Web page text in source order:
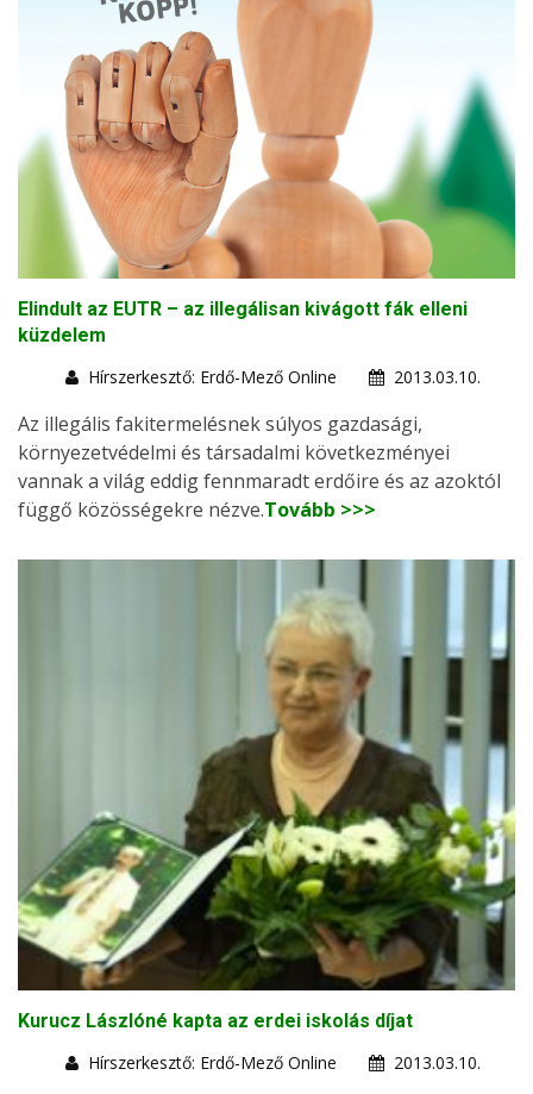
Elindult az EUTR – az illegálisan kivágott fák elleni
küzdelem
Hírszerkesztő: Erdő-Mező Online
2013.03.10.
Az illegális fakitermelésnek súlyos gazdasági,
környezetvédelmi és társadalmi következményei
vannak a világ eddig fennmaradt erdőire és az azoktól
függő közösségekre nézve.Tovább >>>
Kurucz Lászlóné kapta az erdei iskolás díjat
Hírszerkesztő: Erdő-Mező Online
2013.03.10.